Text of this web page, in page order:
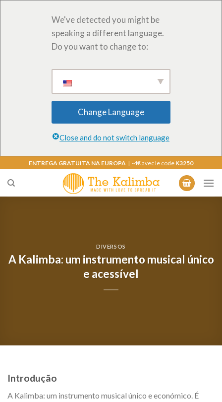
We've detected you might be
speaking a different language.
Do you want to change to:
Change Language
Close and do not switch language
conteúdo
ENTREGA GRATUITA NA EUROPA | -4€ avec le code K3250
DIVERSOS
A Kalimba: um instrumento musical único
e acessível
Introdução
A Kalimba: um instrumento musical único e económico. É